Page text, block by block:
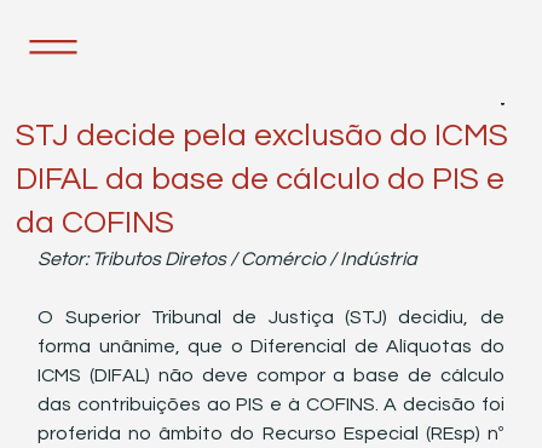
STJ decide pela exclusão do ICMS
DIFAL da base de cálculo do PIS e
da COFINS
Setor: Tributos Diretos / Comércio / Indústria
O Superior Tribunal de Justiça (STJ) decidiu, de
forma unânime, que o Diferencial de Alíquotas do
ICMS (DIFAL) não deve compor a base de cálculo
das contribuições ao PIS e à COFINS. A decisão foi
proferida no âmbito do Recurso Especial (REsp) nº